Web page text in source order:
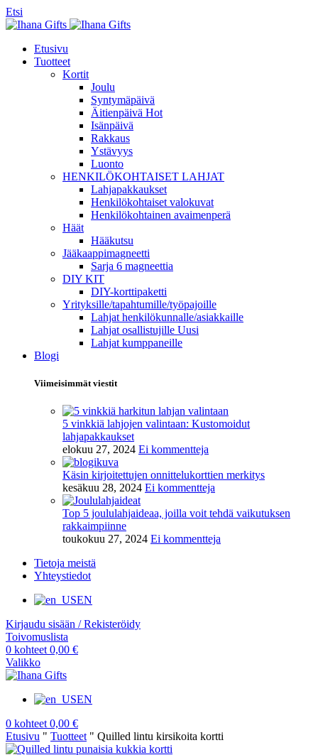
Etsi
Etusivu
Tuotteet
Kortit
Joulu
Syntymäpäivä
Äitienpäivä Hot
Isänpäivä
Rakkaus
Ystävyys
Luonto
HENKILÖKOHTAISET LAHJAT
Lahjapakkaukset
Henkilökohtaiset valokuvat
Henkilökohtainen avaimenperä
Häät
Hääkutsu
Jääkaappimagneetti
Sarja 6 magneettia
DIY KIT
DIY-korttipaketti
Yrityksille/tapahtumille/työpajoille
Lahjat henkilökunnalle/asiakkaille
Lahjat osallistujille Uusi
Lahjat kumppaneille
Blogi
Viimeisimmät viestit
5 vinkkiä lahjojen valintaan: Kustomoidut
lahjapakkaukset
elokuu 27, 2024 Ei kommentteja
Käsin kirjoitettujen onnittelukorttien merkitys
kesäkuu 28, 2024 Ei kommentteja
Top 5 joululahjaideaa, joilla voit tehdä vaikutuksen
rakkaimpiinne
toukokuu 27, 2024 Ei kommentteja
Tietoja meistä
Yhteystiedot
EN
Kirjaudu sisään / Rekisteröidy
Toivomuslista
0 kohteet 0,00 €
Valikko
EN
0 kohteet 0,00 €
Etusivu " Tuotteet " Quilled lintu kirsikoita kortti